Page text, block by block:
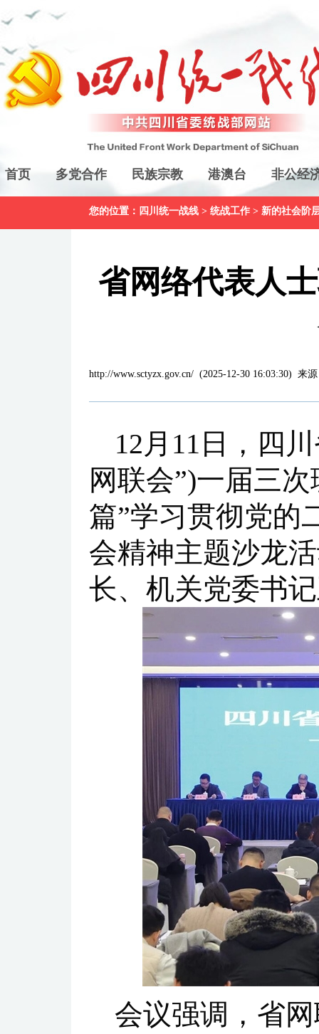
首页 多党合作 民族宗教 港澳台 非公经
您的位置： 四川统一战线 > 统战工作 > 新的社会阶
省网络代表人
http://www.sctyzx.gov.cn/ (2025-12-30 16:03:30) 来
12月11日，四
网联会”)一届三
篇”学习贯彻党的
会精神主题沙龙
长、机关党委书
会议强调，省